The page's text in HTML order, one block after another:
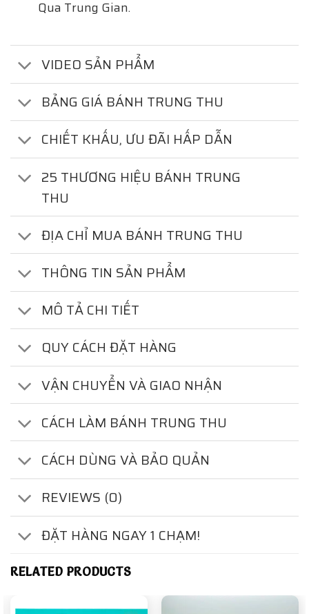
Qua Trung Gian.
VIDEO SẢN PHẨM
BẢNG GIÁ BÁNH TRUNG THU
CHIẾT KHẤU, ƯU ĐÃI HẤP DẪN
25 THƯƠNG HIỆU BÁNH TRUNG
THU
ĐỊA CHỈ MUA BÁNH TRUNG THU
THÔNG TIN SẢN PHẨM
MÔ TẢ CHI TIẾT
QUY CÁCH ĐẶT HÀNG
VẬN CHUYỂN VÀ GIAO NHẬN
CÁCH LÀM BÁNH TRUNG THU
CÁCH DÙNG VÀ BẢO QUẢN
REVIEWS (0)
ĐẶT HÀNG NGAY 1 CHẠM!
RELATED PRODUCTS